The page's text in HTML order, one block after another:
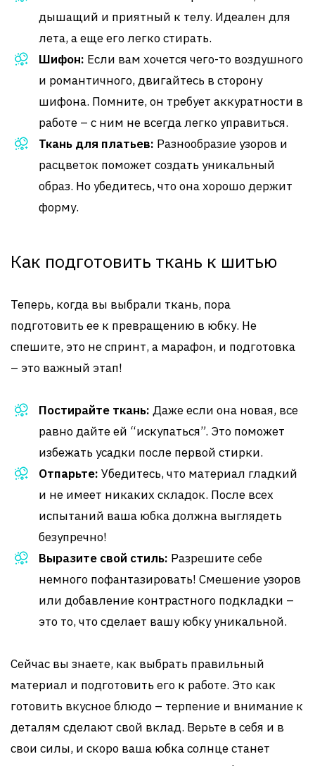
дышащий и приятный к телу. Идеален для
лета, а еще его легко стирать.
Шифон: Если вам хочется чего-то воздушного
и романтичного, двигайтесь в сторону
шифона. Помните, он требует аккуратности в
работе – с ним не всегда легко управиться.
Ткань для платьев: Разнообразие узоров и
расцветок поможет создать уникальный
образ. Но убедитесь, что она хорошо держит
форму.
Как подготовить ткань к шитью
Теперь, когда вы выбрали ткань, пора
подготовить ее к превращению в юбку. Не
спешите, это не спринт, а марафон, и подготовка
– это важный этап!
Постирайте ткань: Даже если она новая, все
равно дайте ей “искупаться”. Это поможет
избежать усадки после первой стирки.
Отпарьте: Убедитесь, что материал гладкий
и не имеет никаких складок. После всех
испытаний ваша юбка должна выглядеть
безупречно!
Выразите свой стиль: Разрешите себе
немного пофантазировать! Смешение узоров
или добавление контрастного подкладки –
это то, что сделает вашу юбку уникальной.
Сейчас вы знаете, как выбрать правильный
материал и подготовить его к работе. Это как
готовить вкусное блюдо – терпение и внимание к
деталям сделают свой вклад. Верьте в себя и в
свои силы, и скоро ваша юбка солнце станет